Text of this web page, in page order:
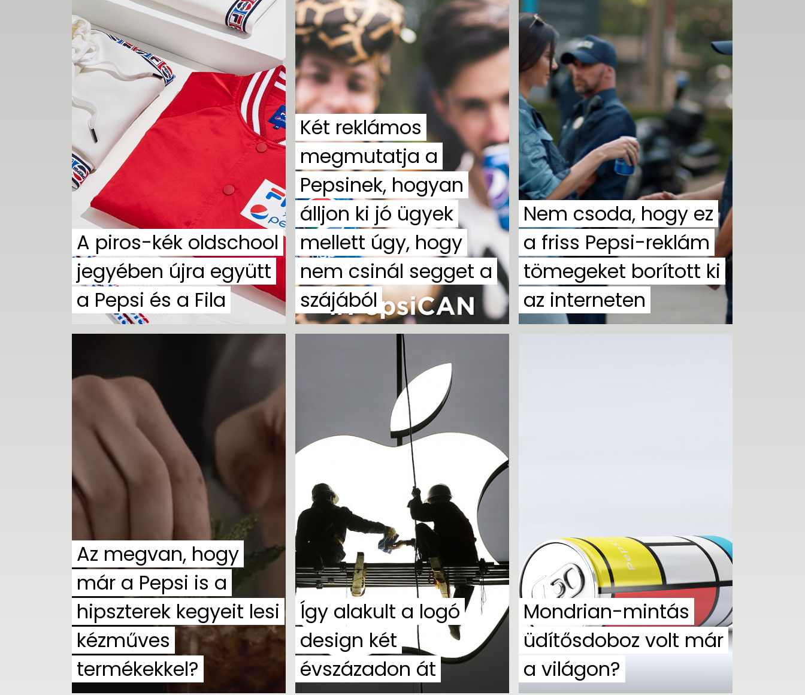
A piros-kék oldschool
jegyében újra együtt
a Pepsi és a Fila
Két reklámos
megmutatja a
Pepsinek, hogyan
álljon ki jó ügyek
mellett úgy, hogy
nem csinál segget a
szájából
Nem csoda, hogy ez
a friss Pepsi-reklám
tömegeket borított ki
az interneten
Az megvan, hogy
már a Pepsi is a
hipszterek kegyeit lesi
kézműves
termékekkel?
Így alakult a logó
design két
évszázadon át
Mondrian-mintás
üdítősdoboz volt már
a világon?